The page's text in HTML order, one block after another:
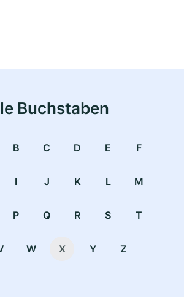
Buchstaben
B C D E F
I J K L M
P Q R S T
W X Y Z